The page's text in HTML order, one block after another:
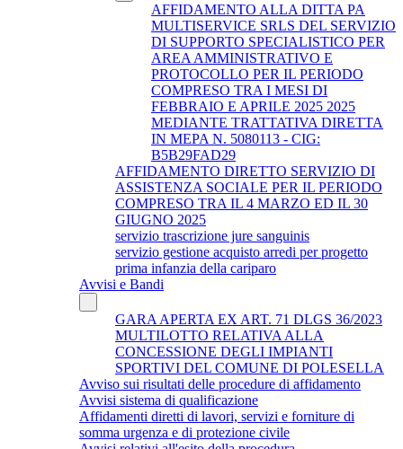
AFFIDAMENTO ALLA DITTA PA
MULTISERVICE SRLS DEL SERVIZIO
DI SUPPORTO SPECIALISTICO PER
AREA AMMINISTRATIVO E
PROTOCOLLO PER IL PERIODO
COMPRESO TRA I MESI DI
FEBBRAIO E APRILE 2025 2025
MEDIANTE TRATTATIVA DIRETTA
IN MEPA N. 5080113 - CIG:
B5B29FAD29
AFFIDAMENTO DIRETTO SERVIZIO DI
ASSISTENZA SOCIALE PER IL PERIODO
COMPRESO TRA IL 4 MARZO ED IL 30
GIUGNO 2025
servizio trascrizione jure sanguinis
servizio gestione acquisto arredi per progetto
prima infanzia della cariparo
Avvisi e Bandi
GARA APERTA EX ART. 71 DLGS 36/2023
MULTILOTTO RELATIVA ALLA
CONCESSIONE DEGLI IMPIANTI
SPORTIVI DEL COMUNE DI POLESELLA
Avviso sui risultati delle procedure di affidamento
Avvisi sistema di qualificazione
Affidamenti diretti di lavori, servizi e forniture di
somma urgenza e di protezione civile